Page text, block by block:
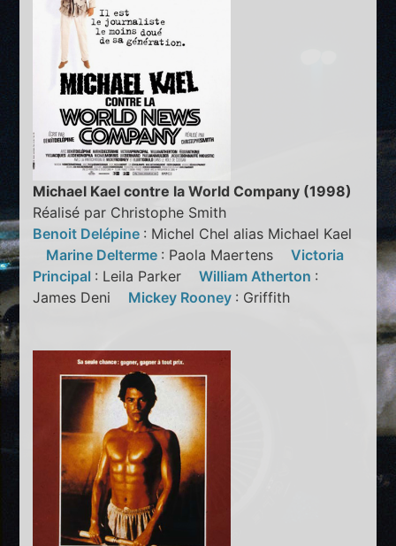
Michael Kael contre la World Company (1998)
Réalisé par Christophe Smith
Benoit Delépine : Michel Chel alias Michael Kael
Marine Delterme : Paola MaertensVictoria
Principal : Leila ParkerWilliam Atherton :
James Deni Mickey Rooney : Griffith